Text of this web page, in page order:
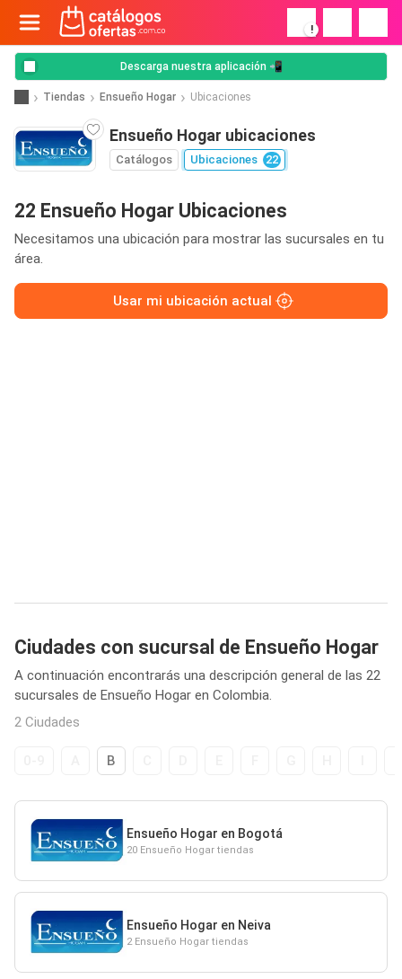
!
Descarga nuestra aplicación 📲
Tiendas Ensueño Hogar Ubicaciones
Ensueño Hogar ubicaciones
Catálogos Ubicaciones 22
22 Ensueño Hogar Ubicaciones
Necesitamos una ubicación para mostrar las sucursales en tu
área.
Usar mi ubicación actual
Ciudades con sucursal de Ensueño Hogar
A continuación encontrarás una descripción general de las 22
sucursales de Ensueño Hogar en Colombia.
2 Ciudades
B
Ensueño Hogar en Bogotá
20 Ensueño Hogar tiendas
Ensueño Hogar en Neiva
2 Ensueño Hogar tiendas